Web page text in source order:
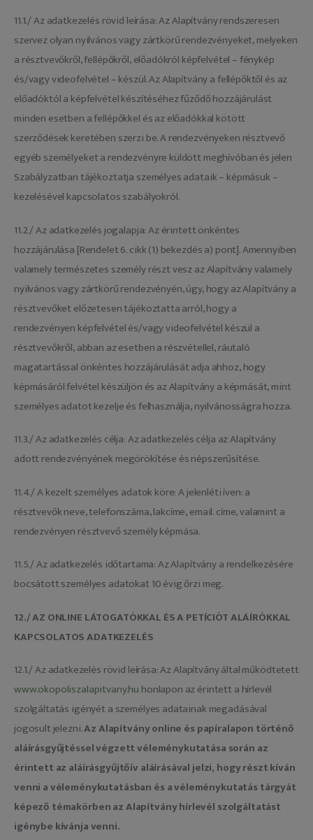
11.1./ Az adatkezelés rövid leírása: Az Alapítvány rendszeresen
szervez olyan nyilvános vagy zártkörű rendezvényeket, melyeken
a résztvevőkről, fellépőkről, előadókról képfelvétel – fénykép
és/vagy videofelvétel – készül. Az Alapítvány a fellépőktől és az
előadóktól a képfelvétel készítéséhez fűződő hozzájárulást
minden esetben a fellépőkkel és az előadókkal kötött
szerződések keretében szerzi be. A rendezvényeken résztvevő
egyéb személyeket a rendezvényre küldött meghívóban és jelen
Szabályzatban tájékoztatja személyes adataik – képmásuk –
kezelésével kapcsolatos szabályokról.
11.2./ Az adatkezelés jogalapja: Az érintett önkéntes
hozzájárulása [Rendelet 6. cikk (1) bekezdés a) pont]. Amennyiben
valamely természetes személy részt vesz az Alapítvány valamely
nyilvános vagy zártkörű rendezvényén, úgy, hogy az Alapítvány a
résztvevőket előzetesen tájékoztatta arról, hogy a
rendezvényen képfelvétel és/vagy videofelvétel készül a
résztvevőkről, abban az esetben a részvétellel, ráutaló
magatartással önkéntes hozzájárulását adja ahhoz, hogy
képmásáról felvétel készüljön és az Alapítvány a képmását, mint
személyes adatot kezelje és felhasználja, nyilvánosságra hozza.
11.3./ Az adatkezelés célja: Az adatkezelés célja az Alapítvány
adott rendezvényének megörökítése és népszerűsítése.
11.4./ A kezelt személyes adatok köre: A jelenléti íven: a
résztvevők neve, telefonszáma, lakcíme, email. címe, valamint a
rendezvényen résztvevő személy képmása.
11.5./ Az adatkezelés időtartama: Az Alapítvány a rendelkezésére
bocsátott személyes adatokat 10 évig őrzi meg.
12./ AZ ONLINE LÁTOGATÓKKAL ÉS A PETÍCIÓT ALÁÍRÓKKAL
KAPCSOLATOS ADATKEZELÉS
12.1./ Az adatkezelés rövid leírása: Az Alapítvány által működtetett
www.okopoliszalapitvany.hu honlapon az érintett a hírlevél
szolgáltatás igényét a személyes adatainak megadásával
jogosult jelezni.Az Alapítvány online és papíralapon történő
aláírásgyűjtéssel végzett véleménykutatása során az
érintett az aláírásgyűjtőív aláírásával jelzi, hogy részt kíván
venni a véleménykutatásban és a véleménykutatás tárgyát
képező témakörben az Alapítvány hírlevél szolgáltatást
igénybe kívánja venni.